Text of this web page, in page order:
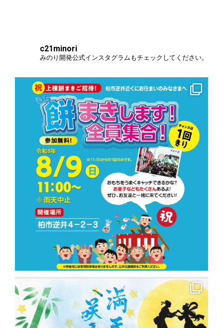
c21minori
みのり開発公式インスタグラムもチェックしてください。